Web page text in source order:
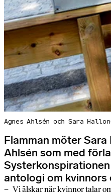
Agnes Ahlsén och Sara
Flamman möter
Ahlsén som med
antologi om
– Vi älskar när kvinnor talar